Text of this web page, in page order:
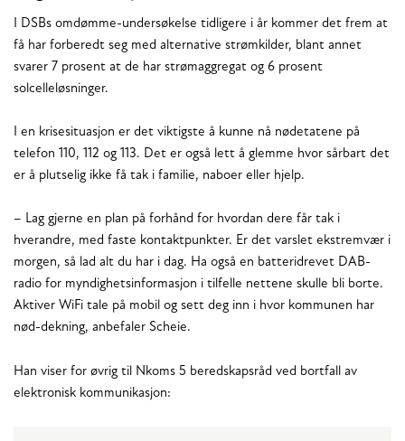
I DSBs omdømme-undersøkelse tidligere i år kommer det frem at
få har forberedt seg med alternative strømkilder, blant annet
svarer 7 prosent at de har strømaggregat og 6 prosent
solcelleløsninger.
I en krisesituasjon er det viktigste å kunne nå nødetatene på
telefon 110, 112 og 113. Det er også lett å glemme hvor sårbart det
er å plutselig ikke få tak i familie, naboer eller hjelp.
– Lag gjerne en plan på forhånd for hvordan dere får tak i
hverandre, med faste kontaktpunkter. Er det varslet ekstremvær i
morgen, så lad alt du har i dag. Ha også en batteridrevet DAB-
radio for myndighetsinformasjon i tilfelle nettene skulle bli borte.
Aktiver WiFi tale på mobil og sett deg inn i hvor kommunen har
nød-dekning, anbefaler Scheie.
Han viser for øvrig til Nkoms 5 beredskapsråd ved bortfall av
elektronisk kommunikasjon: